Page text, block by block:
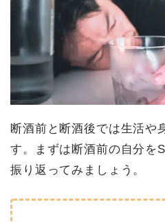
断酒前と断酒後では生活や
す。まずは断酒前の自分を
振り返ってみましょう。